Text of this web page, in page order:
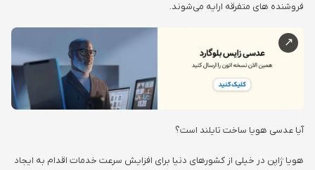
فروشنده های متفرقه ارایه می‌شوند.
آیا عدسی هویا ساخت تایلند است؟
هویا ژاپن در خیلی از کشورهای دنیا برای افزایش سرعت خدمات اقدام به ایجاد